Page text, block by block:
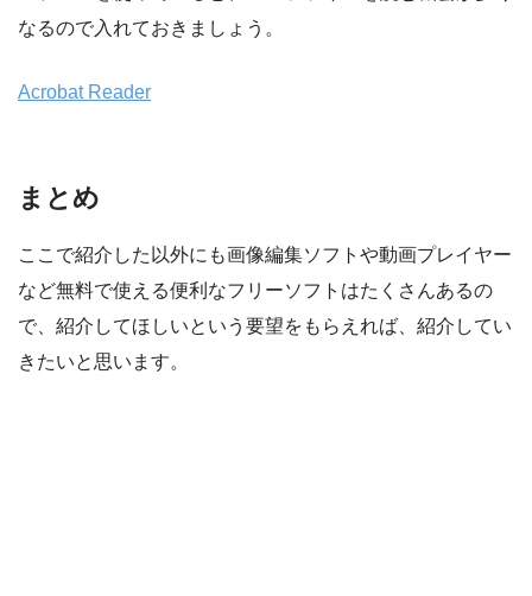
なるので入れておきましょう。
Acrobat Reader
まとめ
ここで紹介した以外にも画像編集ソフトや動画プレイヤー
など無料で使える便利なフリーソフトはたくさんあるの
で、紹介してほしいという要望をもらえれば、紹介してい
きたいと思います。